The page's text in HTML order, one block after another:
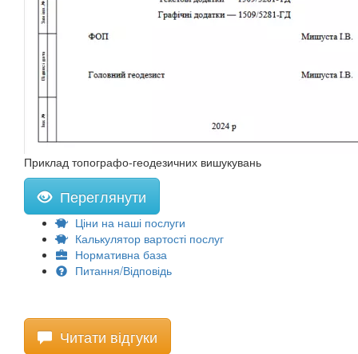
Приклад топографо-геодезичних вишукувань
Переглянути
Ціни на наші послуги
Калькулятор вартості послуг
Нормативна база
Питання/Відповідь
Читати відгуки